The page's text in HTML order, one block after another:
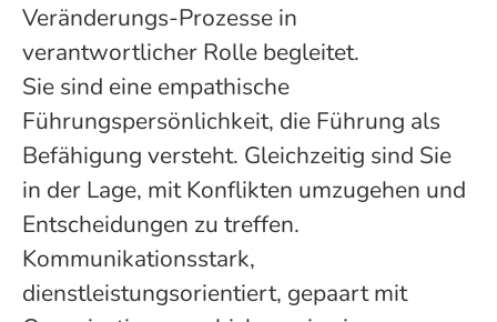
Veränderungs-Prozesse in
verantwortlicher Rolle begleitet.
Sie sind eine empathische
Führungspersönlichkeit, die Führung als
Befähigung versteht. Gleichzeitig sind Sie
in der Lage, mit Konflikten umzugehen und
Entscheidungen zu treffen.
Kommunikationsstark,
dienstleistungsorientiert, gepaart mit